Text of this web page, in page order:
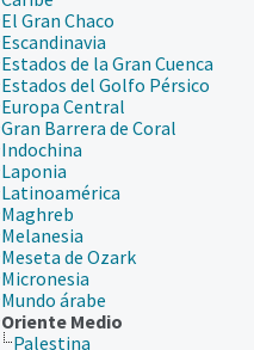
El Gran Chaco
Escandinavia
Estados de la Gran Cuenca
Estados del Golfo Pérsico
Europa Central
Gran Barrera de Coral
Indochina
Laponia
Latinoamérica
Maghreb
Melanesia
Meseta de Ozark
Micronesia
Mundo árabe
Oriente Medio
Palestina